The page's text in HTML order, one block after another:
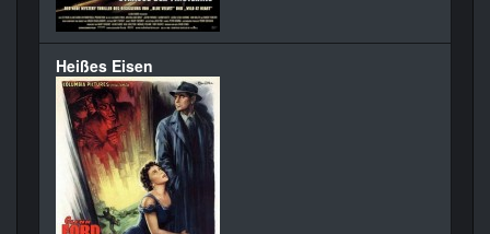
Heißes Eisen